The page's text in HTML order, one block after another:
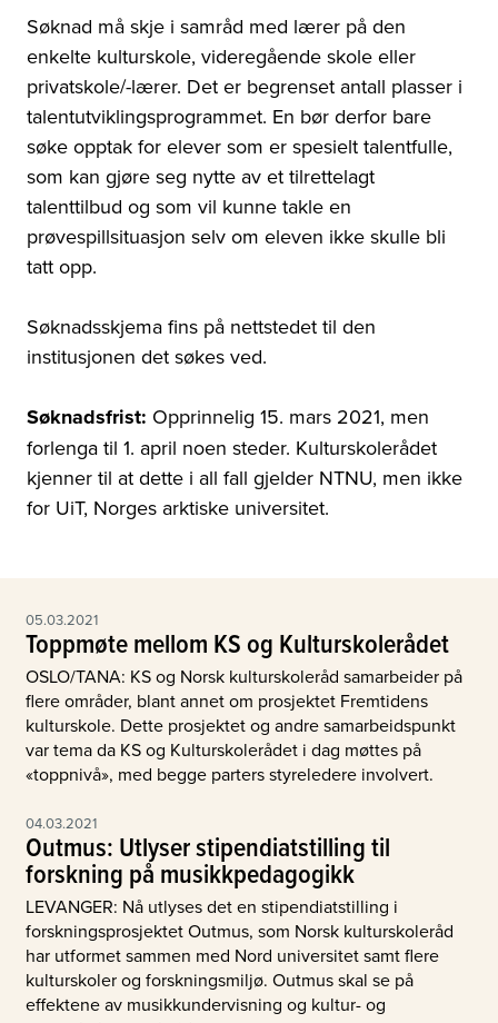
Søknad må skje i samråd med lærer på den
enkelte kulturskole, videregående skole eller
privatskole/-lærer. Det er begrenset antall plasser i
talentutviklingsprogrammet. En bør derfor bare
søke opptak for elever som er spesielt talentfulle,
som kan gjøre seg nytte av et tilrettelagt
talenttilbud og som vil kunne takle en
prøvespillsituasjon selv om eleven ikke skulle bli
tatt opp.
Søknadsskjema fins på nettstedet til den
institusjonen det søkes ved.
Søknadsfrist: Opprinnelig 15. mars 2021, men
forlenga til 1. april noen steder. Kulturskolerådet
kjenner til at dette i all fall gjelder NTNU, men ikke
for UiT, Norges arktiske universitet.
05.03.2021
Toppmøte mellom KS og Kulturskolerådet
OSLO/TANA: KS og Norsk kulturskoleråd samarbeider på
flere områder, blant annet om prosjektet Fremtidens
kulturskole. Dette prosjektet og andre samarbeidspunkt
var tema da KS og Kulturskolerådet i dag møttes på
«toppnivå», med begge parters styreledere involvert.
04.03.2021
Outmus: Utlyser stipendiatstilling til
forskning på musikkpedagogikk
LEVANGER: Nå utlyses det en stipendiatstilling i
forskningsprosjektet Outmus, som Norsk kulturskoleråd
har utformet sammen med Nord universitet samt flere
kulturskoler og forskningsmiljø. Outmus skal se på
effektene av musikkundervisning og kultur- og